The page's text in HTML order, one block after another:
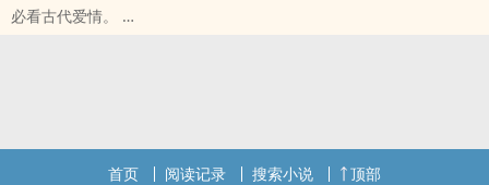
必看古代爱情。
首页 阅读记录 搜索小说 顶部